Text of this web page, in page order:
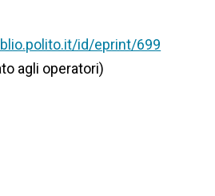
id/eprint/699
agli operatori)